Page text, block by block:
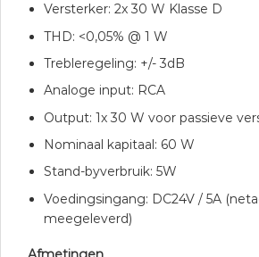
Versterker: 2x 30 W Klasse D
THD: <0,05% @ 1 W
Trebleregeling: +/- 3dB
Analoge input: RCA
Output: 1x 30 W voor passieve
Nominaal kapitaal: 60 W
Stand-byverbruik: 5W
Voedingsingang: DC24V / 5A
meegeleverd)